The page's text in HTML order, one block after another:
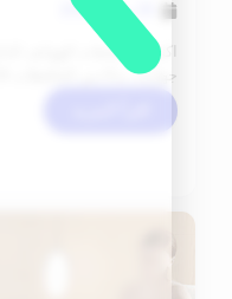
اكتشف ملحقات الهواتف
جهازك، بدءًا من الحافظات